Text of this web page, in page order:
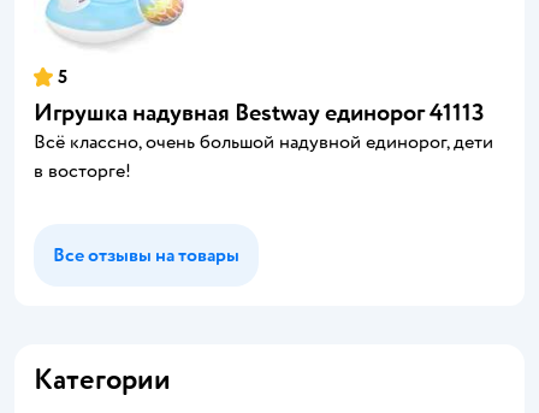
5
Игрушка надувная Bestway единорог 41113
Всё классно, очень большой надувной единорог, дети
в восторге!
Все отзывы на товары
Категории